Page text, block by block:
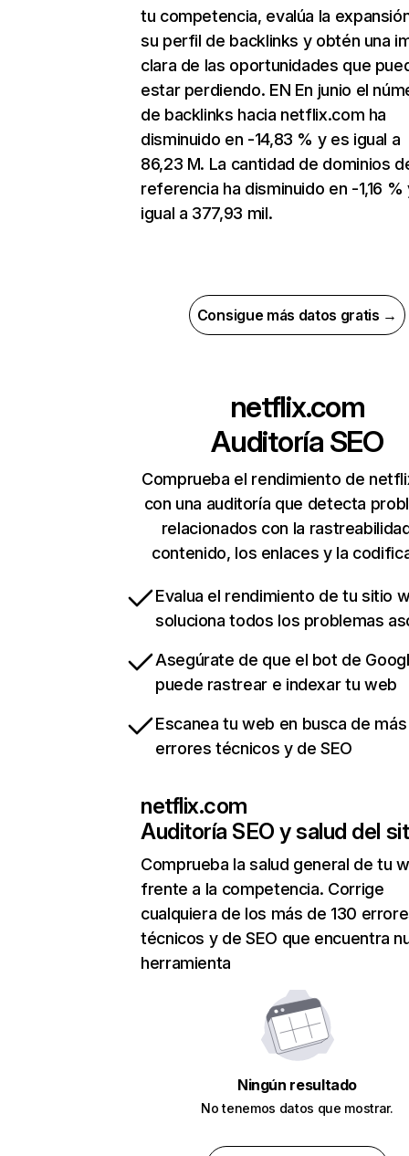
tu competencia, evalúa la
su perfil de backlinks y obtén una
clara de las oportunidades que
estar perdiendo. EN En junio el
de backlinks hacia netflix.com ha
disminuido en -14,83 % y es igual a
86,23 M. La cantidad de dominios
referencia ha disminuido en -1,16 %
igual a 377,93 mil.
Consigue más datos gratis →
netflix.com
Auditoría SEO
Comprueba el rendimiento de
con una auditoría que detecta
relacionados con la
contenido, los enlaces y la
Evalua el rendimiento de tu sitio
soluciona todos los problemas
Asegúrate de que el bot de
puede rastrear e indexar tu web
Escanea tu web en busca de
errores técnicos y de SEO
netflix.com
Auditoría SEO y salud del
Comprueba la salud general de tu
frente a la competencia. Corrige
cualquiera de los más de 130
técnicos y de SEO que encuentra
herramienta
Ningún resultado
No tenemos datos que mostrar.